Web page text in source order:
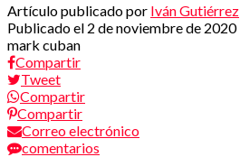
Artículo publicado por Iván Gutiérrez
Publicado el 2 de noviembre de 2020
mark cuban
Compartir
Tweet
Compartir
Compartir
Correo electrónico
comentarios